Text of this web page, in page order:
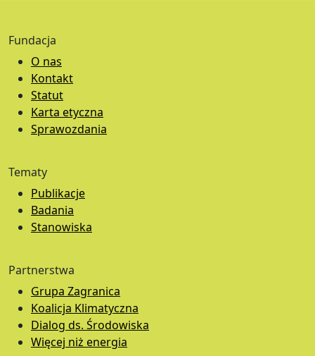
Fundacja
O nas
Kontakt
Statut
Karta etyczna
Sprawozdania
Tematy
Publikacje
Badania
Stanowiska
Partnerstwa
Grupa Zagranica
Koalicja Klimatyczna
Dialog ds. Środowiska
Więcej niż energia